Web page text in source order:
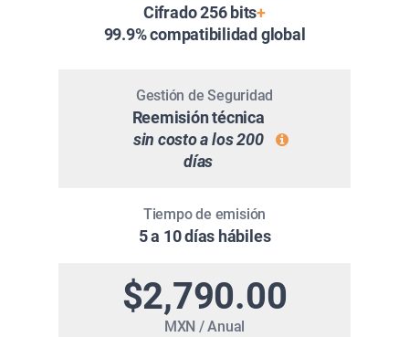
Cifrado 256 bits+
99.9% compatibilidad global
Gestión de Seguridad
Reemisión técnica
sin costo a los 200
días
Tiempo de emisión
5 a 10 días hábiles
$2,790.00
MXN / Anual